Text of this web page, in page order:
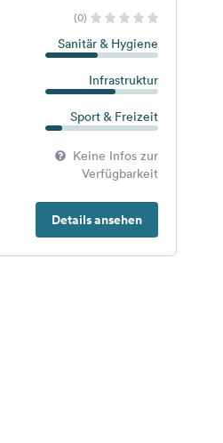
(0)
Sanitär & Hygiene
Infrastruktur
Sport & Freizeit
Keine Infos zur
Verfügbarkeit
Details ansehen